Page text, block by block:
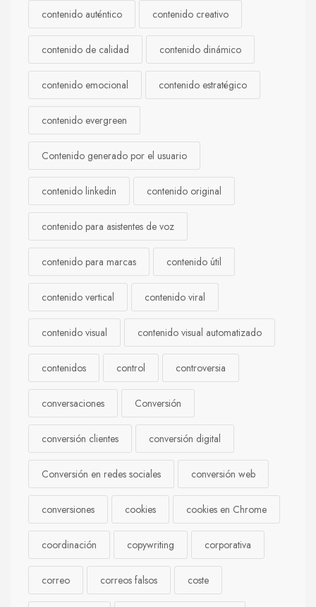
contenido auténtico contenido creativo
contenido de calidad contenido dinámico
contenido emocional contenido estratégico
contenido evergreen
Contenido generado por el usuario
contenido linkedin contenido original
contenido para asistentes de voz
contenido para marcas contenido útil
contenido vertical contenido viral
contenido visual contenido visual automatizado
contenidos control controversia
conversaciones Conversión
conversión clientes conversión digital
Conversión en redes sociales conversión web
conversiones cookies cookies en Chrome
coordinación copywriting corporativa
correo correos falsos coste